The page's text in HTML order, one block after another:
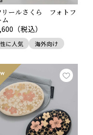
士山
とはもちろん、ゆっ
かたちも大変に雄大
いわれる通り、富士
きるでしょう。箔
込めたモチーフとし
しています。
リールさくら フォトフ
ム
（税込）
に人気 海外向け